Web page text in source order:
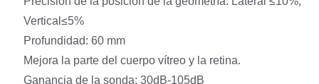
Vertical≤5%
Profundidad: 60 mm
Mejora la parte del cuerpo vítreo y la retina.
Ganancia de la sonda: 30dB-105dB